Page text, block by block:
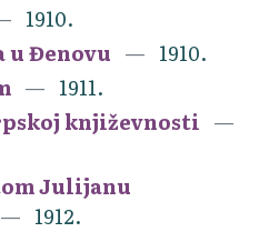
1910.
u Đenovu
1910.
1911.
književnosti
Julijanu
1912.